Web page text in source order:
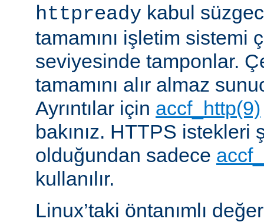
httpready kabul
tamamını işletim sistemi
seviyesinde tamponlar.
tamamını alır almaz
Ayrıntılar için accf_http(9)
bakınız. HTTPS istekleri
olduğundan sadece
kullanılır.
Linux’taki öntanımlı